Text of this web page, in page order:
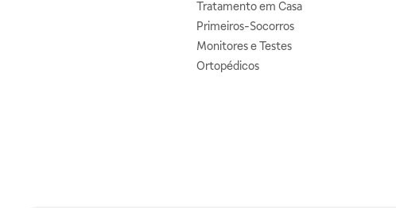
Tratamento em Casa
Primeiros-Socorros
Monitores e Testes
Ortopédicos